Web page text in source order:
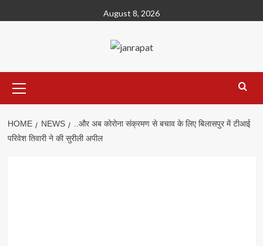
to
August 8, 2026
Menu
HOME NEWS
..और अब कोरोना संक्रमण से बचाव के लिए बिलासपुर में टीआई
परिवेश तिवारी ने की सुरीली अपील